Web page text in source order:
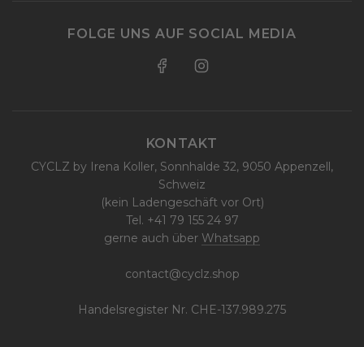
FOLGE UNS AUF SOCIAL MEDIA
KONTAKT
CYCLZ by Irena Koller, Sonnhalde 32, 9050 Appenzell,
Schweiz
(kein Ladengeschäft vor Ort)
Tel. +41 79 155 24 97
gerne auch über Whatsapp
contact@cyclz.shop
Handelsregister Nr. CHE-137.989.275